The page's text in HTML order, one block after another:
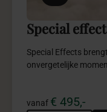
Special
Special Effects
onvergetelijke
vanaf € 495,-